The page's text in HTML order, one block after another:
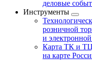
деловые
Инструменты
розничной
и
Карта ТК и
на карте